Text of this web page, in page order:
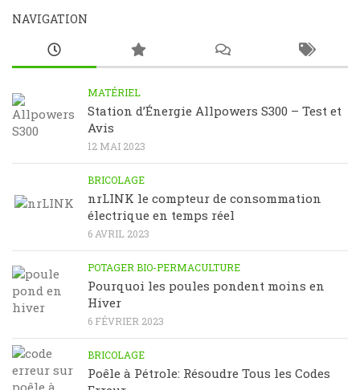
NAVIGATION
MATÉRIEL
Station d’Énergie Allpowers S300 – Test et
Avis
12 MAI 2023
BRICOLAGE
nrLINK le compteur de consommation
électrique en temps réel
6 AVRIL 2023
POTAGER BIO-PERMACULTURE
Pourquoi les poules pondent moins en
Hiver
6 FÉVRIER 2023
BRICOLAGE
Poêle à Pétrole: Résoudre Tous les Codes